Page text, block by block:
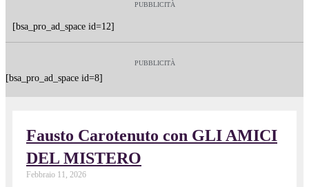
PUBBLICITÀ
[bsa_pro_ad_space id=12]
PUBBLICITÀ
[bsa_pro_ad_space id=8]
Fausto Carotenuto con GLI AMICI
DEL MISTERO
Febbraio 11, 2026